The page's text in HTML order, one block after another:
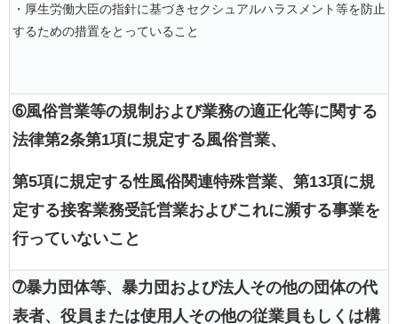
・厚生労働大臣の指針に基づきセクシュアルハラスメント等を防止
するための措置をとっていること
➅風俗営業等の規制および業務の適正化等に関する
法律第2条第1項に規定する風俗営業、
第5項に規定する性風俗関連特殊営業、第13項に規
定する接客業務受託営業およびこれに瀕する事業を
行っていないこと
➆暴力団体等、暴力団および法人その他の団体の代
表者、役員または使用人その他の従業員もしくは構